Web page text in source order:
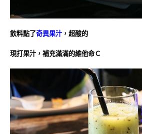
飲料點了奇異果汁，超酸的
現打果汁，補充滿滿的維他命Ｃ